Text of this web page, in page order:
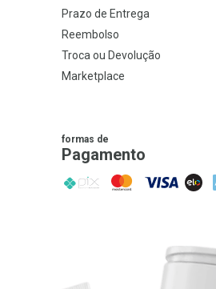
Prazo de Entrega
Reembolso
Troca ou Devolução
Marketplace
formas de
Pagamento
PIX MasterCard
VISA ELO